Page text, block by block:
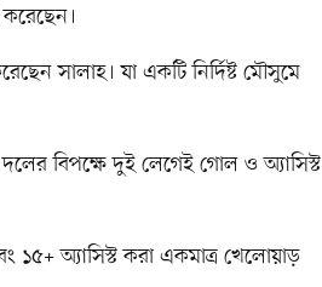
সালাহ। যা একটি নির্দিষ্ট মৌসুমে
দলের বিপক্ষে দুই লেগেই গোল ও অ্যাসিস্ট
১৫‍+ অ্যাসিস্ট করা একমাত্র খেলোয়াড়